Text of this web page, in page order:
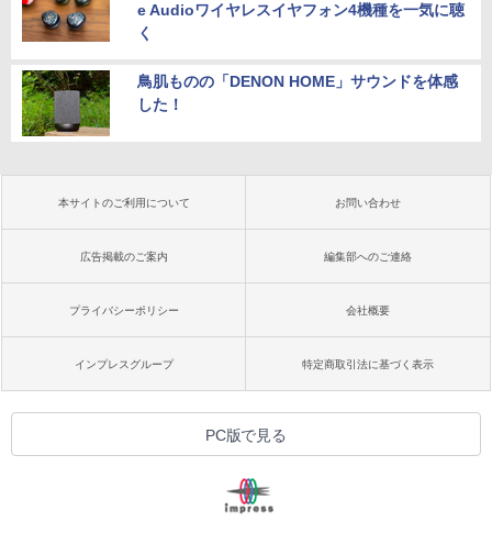
e Audioワイヤレスイヤフォン4機種を一気に聴
く
鳥肌ものの「DENON HOME」サウンドを体感
した！
本サイトのご利用について お問い合わせ
広告掲載のご案内 編集部へのご連絡
プライバシーポリシー 会社概要
インプレスグループ 特定商取引法に基づく表示
PC版で見る